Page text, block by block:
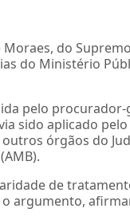
do
do Ministério
pelo procurador-
sido aplicado
órgãos do
de
argumento,